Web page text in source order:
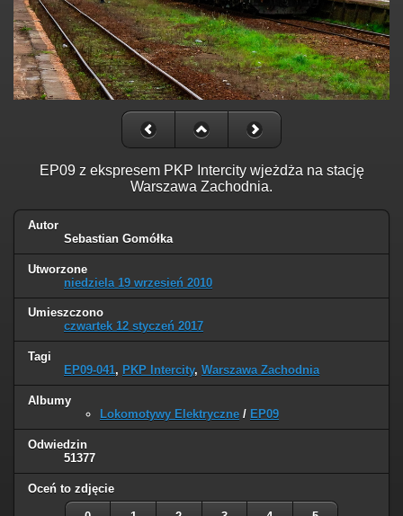
EP09 z ekspresem PKP Intercity wjeżdża na stację
Warszawa Zachodnia.
Autor
Sebastian Gomółka
Utworzone
niedziela 19 wrzesień 2010
Umieszczono
czwartek 12 styczeń 2017
Tagi
EP09-041, PKP Intercity, Warszawa Zachodnia
Albumy
Lokomotywy Elektryczne / EP09
Odwiedzin
51377
Oceń to zdjęcie